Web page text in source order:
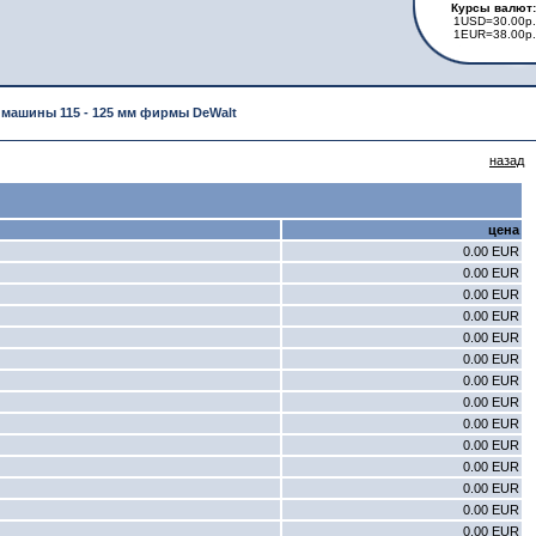
115 - 125 мм фирмы DeWalt
назад
цена
0.00 EUR
0.00 EUR
0.00 EUR
0.00 EUR
0.00 EUR
0.00 EUR
0.00 EUR
0.00 EUR
0.00 EUR
0.00 EUR
0.00 EUR
0.00 EUR
0.00 EUR
0.00 EUR
Курсы валют:
1USD=30.00р.
1EUR=38.00р.